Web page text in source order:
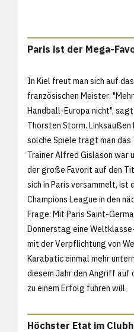
Paris ist der Mega-
In Kiel freut man sich auf
französischen Meister:
Handball-Europa nicht",
Thorsten Storm. Linksaußen
solche Spiele trägt man das
Trainer Alfred Gislason war
der große Favorit auf den
sich in Paris versammelt, ist
Champions League in den
Frage: Mit Paris Saint-
Donnerstag eine
mit der Verpflichtung von
Karabatic einmal mehr
diesem Jahr den Angriff auf
zu einem Erfolg führen will.
Höchster Etat im